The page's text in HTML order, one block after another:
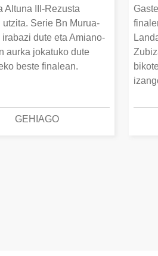
Altuna III-Rezusta
utzita. Serie Bn Murua-
irabazi dute eta Amiano-
aurka jokatuko dute
beste finalean.
GEHIAGO